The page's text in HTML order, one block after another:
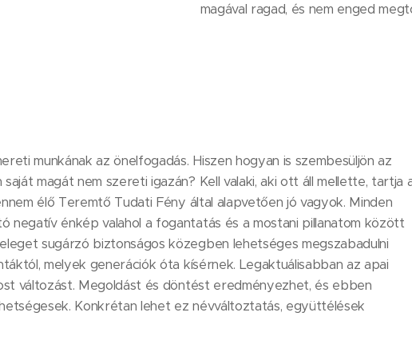
magával ragad, és nem enged
munkának az önelfogadás. Hiszen hogyan is szembesüljön az
magát nem szereti igazán? Kell valaki, aki ott áll mellette, tartja
élő Teremtő Tudati Fény által alapvetően jó vagyok. Minden
negatív énkép valahol a fogantatás és a mostani pillanatom között
sugárzó biztonságos közegben lehetséges megszabadulni
melyek generációk óta kísérnek. Legaktuálisabban az apai
változást. Megoldást és döntést eredményezhet, és ebben
Konkrétan lehet ez névváltoztatás, együttélések